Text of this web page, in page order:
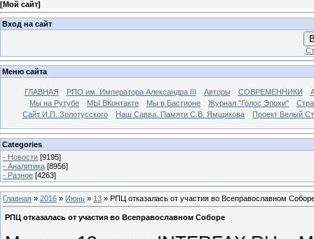
[Мой сайт]
Вход на сайт
Меню сайта
ГЛАВНАЯ РПО им. Императора Александра III Авторы СОВРЕМЕННИКИ
Мы на Рутубе
МЫ ВКонтакте Мы в Бастионе Журнал "Голос Эпохи"
Сайт И.П. Золотусского
Наш Савва. Памяти С.В. Ямщикова Проект Белый
Categories
- Новости [9195]
- Аналитика [8956]
- Разное [4263]
Главная » 2016 » Июнь » 13 » РПЦ отказалась от участия во Всеправославном
РПЦ отказалась от участия во Всеправославном Соборе